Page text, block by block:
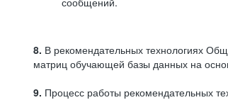
8. В рекомендательных технологиях
матриц обучающей базы данных на
9. Процесс работы рекомендательных